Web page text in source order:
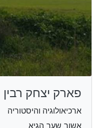
פארק יצחק רבין
ארכיאולוגיה והיסטוריה
אשור שער הגיא